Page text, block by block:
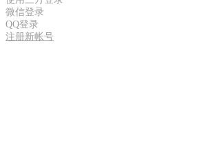
微信登录
QQ登录
注册新帐号